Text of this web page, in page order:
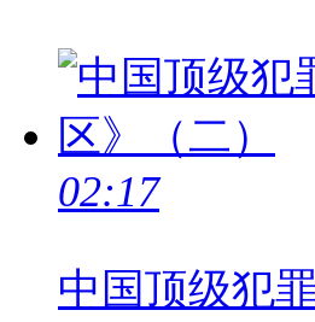
02:17
中国顶级犯